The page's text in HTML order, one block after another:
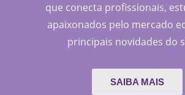
que conecta profissionais,
apaixonados pelo mercado
principais novidades do
SAIBA MAIS